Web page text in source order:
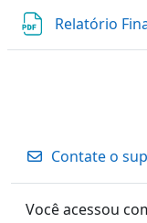
Relatório
Contate o
Você acessou